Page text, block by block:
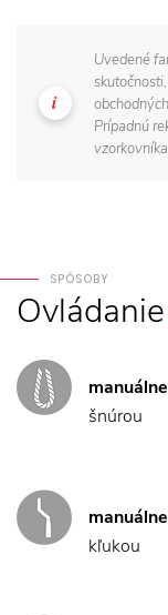
Uvedené
Prípadnú
SPÔSOBY
Ovládanie
manuálne
šnúrou
manuálne
kľukou